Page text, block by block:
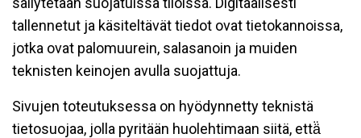
tallennetut ja käsiteltävät tiedot ovat tietokannoissa,
jotka ovat palomuurein, salasanoin ja muiden
teknisten keinojen avulla suojattuja.
Sivujen toteutuksessa on hyödynnetty teknistä
tietosuojaa, jolla pyritään huolehtimaan siitä, että̈